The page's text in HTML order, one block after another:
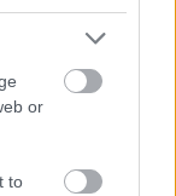
or
to
a közeli
és szobor is.
építése